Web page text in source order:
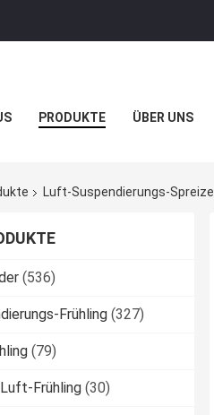
PRODUKTE ÜBER UNS
Luft-Suspendierungs-Spreize
(536)
Frühling (327)
(79)
Frühling (30)